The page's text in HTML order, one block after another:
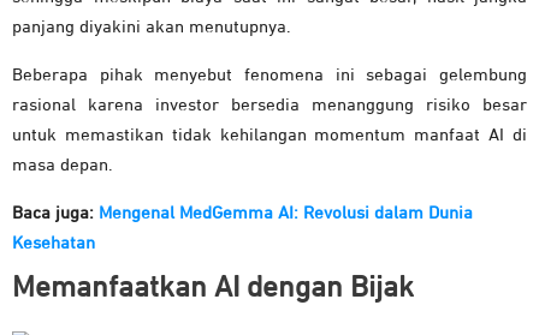
panjang diyakini akan menutupnya.
Beberapa pihak menyebut fenomena ini sebagai gelembung
rasional karena investor bersedia menanggung risiko besar
untuk memastikan tidak kehilangan momentum manfaat AI di
masa depan.
Baca juga: Mengenal MedGemma AI: Revolusi dalam Dunia
Kesehatan
Memanfaatkan AI dengan Bijak